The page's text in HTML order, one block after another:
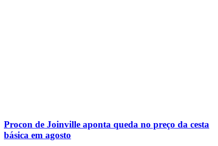
Procon de Joinville aponta queda no preço da cesta
básica em agosto